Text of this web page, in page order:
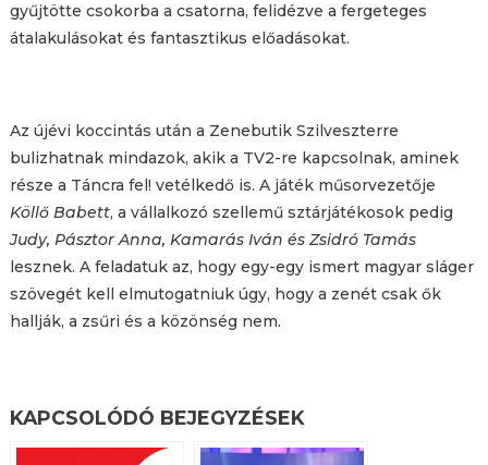
gyűjtötte csokorba a csatorna, felidézve a fergeteges
átalakulásokat és fantasztikus előadásokat.
Az újévi koccintás után a Zenebutik Szilveszterre
bulizhatnak mindazok, akik a TV2-re kapcsolnak, aminek
része a Táncra fel! vetélkedő is. A játék műsorvezetője
Köllő Babett, a vállalkozó szellemű sztárjátékosok pedig
Judy, Pásztor Anna, Kamarás Iván és Zsidró Tamás
lesznek. A feladatuk az, hogy egy-egy ismert magyar sláger
szövegét kell elmutogatniuk úgy, hogy a zenét csak ők
hallják, a zsűri és a közönség nem.
KAPCSOLÓDÓ BEJEGYZÉSEK